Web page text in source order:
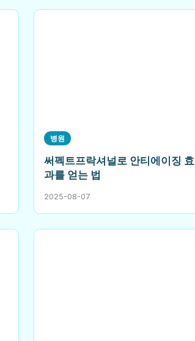
병원
써펙트프락셔널로 안티에이징 효
과를 얻는 법
2025-08-07